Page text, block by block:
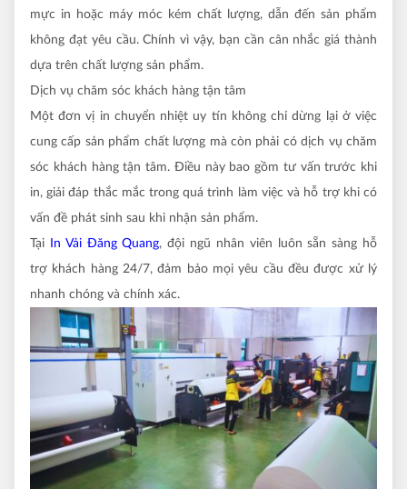
mực in hoặc máy móc kém chất lượng, dẫn đến sản phẩm
không đạt yêu cầu. Chính vì vậy, bạn cần cân nhắc giá thành
dựa trên chất lượng sản phẩm.
Dịch vụ chăm sóc khách hàng tận tâm
Một đơn vị in chuyển nhiệt uy tín không chỉ dừng lại ở việc
cung cấp sản phẩm chất lượng mà còn phải có dịch vụ chăm
sóc khách hàng tận tâm. Điều này bao gồm tư vấn trước khi
in, giải đáp thắc mắc trong quá trình làm việc và hỗ trợ khi có
vấn đề phát sinh sau khi nhận sản phẩm.
Tại
In Vải Đăng Quang, đội ngũ nhân viên luôn sẵn sàng hỗ
trợ khách hàng 24/7, đảm bảo mọi yêu cầu đều được xử lý
nhanh chóng và chính xác.